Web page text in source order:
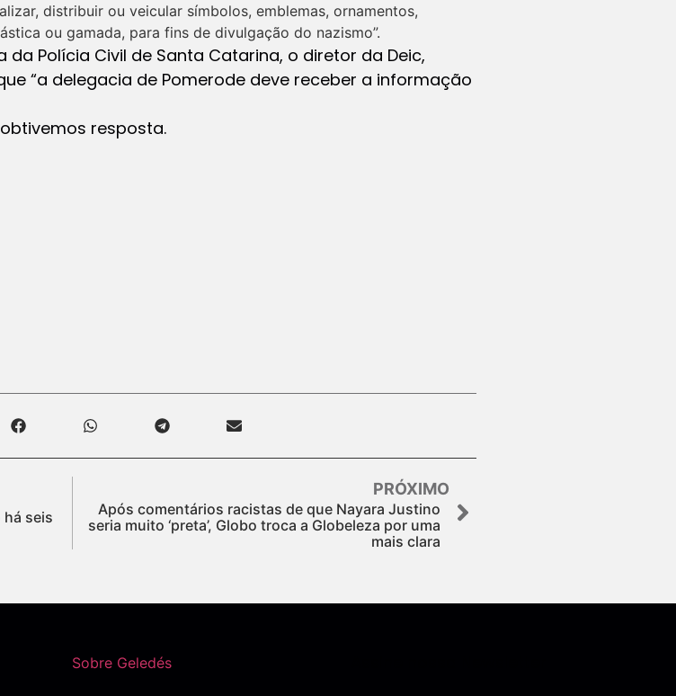
distribuir ou veicular símbolos, emblemas, ornamentos,
ou gamada, para fins de divulgação do nazismo”.
Polícia Civil de Santa Catarina, o diretor da Deic,
“a delegacia de Pomerode deve receber a informação
resposta.
há seis
PRÓXIMO
Após comentários racistas de que Nayara Justino
seria muito ‘preta’, Globo troca a Globeleza por uma
mais clara
Sobre Geledés